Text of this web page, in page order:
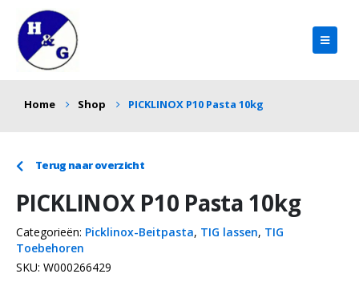
Home Shop PICKLINOX P10 Pasta 10kg
Terug naar overzicht
PICKLINOX P10 Pasta 10kg
SKU: W000266429
Categorieën: Picklinox-Beitpasta, TIG lassen, TIG
Toebehoren